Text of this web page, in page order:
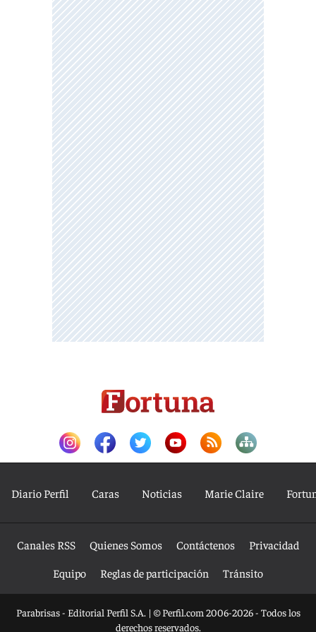
Diario Perfil Caras Noticias Marie Claire
Canales RSS Quienes Somos Contáctenos
Privacidad
Equipo
Reglas de participación Tránsito
Parabrisas - Editorial Perfil S.A. | © Perfil.com 2006-2026 - Todos los
derechos reservados.